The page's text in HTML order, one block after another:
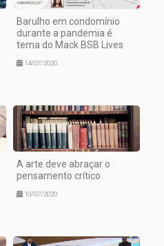
Barulho em condomínio
durante a pandemia é
tema do Mack BSB Lives
14/07/2020
A arte deve abraçar o
pensamento crítico
10/07/2020